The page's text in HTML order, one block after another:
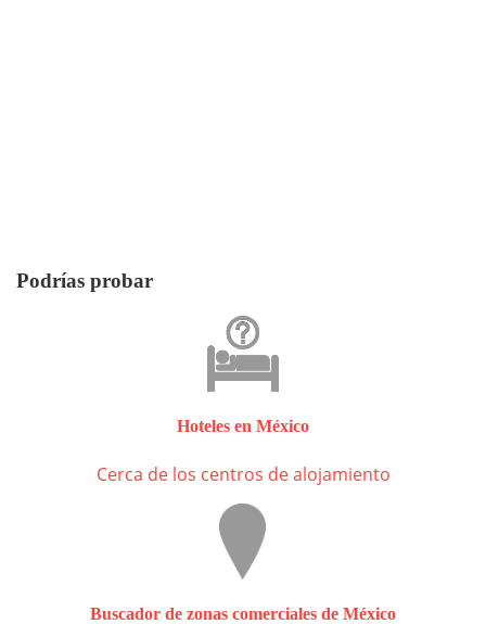
Podrías probar
Hoteles en México
Cerca de los centros de alojamiento
Buscador de zonas comerciales de México